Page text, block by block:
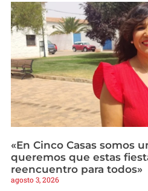
«En Cinco Casas somos
queremos que estas
reencuentro para todos»
agosto 3, 2026